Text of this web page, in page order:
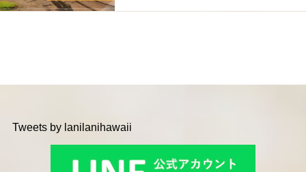
Tweets by lanilanihawaii